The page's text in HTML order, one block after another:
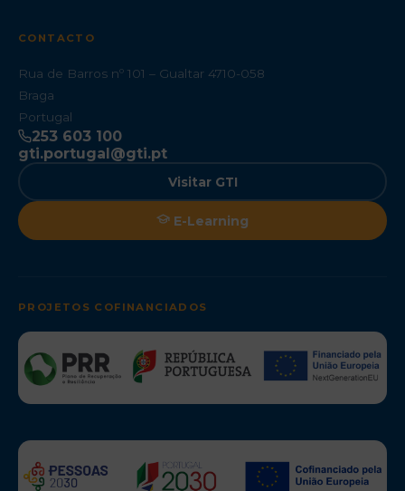
CONTACTO
Rua de Barros nº 101 – Gualtar 4710-058
Braga
Portugal
253 603 100
gti.portugal@gti.pt
Visitar GTI
E-Learning
PROJETOS COFINANCIADOS